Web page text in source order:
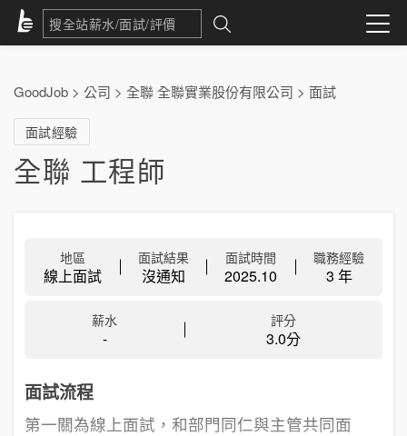
GoodJob > 公司 > 全聯 全聯實業股份有限公司 > 面試
面試經驗
全聯 工程師
地區
線上面試
面試結果
沒通知
面試時間
2025.10
職務經驗
3 年
薪水
-
評分
3.0分
面試流程
第一關為線上面試，和部門同仁與主管共同面